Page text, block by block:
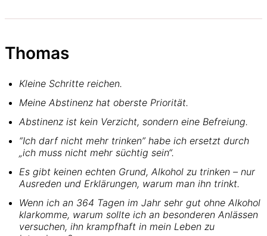
Thomas
Kleine Schritte reichen.
Meine Abstinenz hat oberste Priorität.
Abstinenz ist kein Verzicht, sondern eine Befreiung.
“Ich darf nicht mehr trinken” habe ich ersetzt durch
„ich muss nicht mehr süchtig sein“.
Es gibt keinen echten Grund, Alkohol zu trinken – nur
Ausreden und Erklärungen, warum man ihn trinkt.
Wenn ich an 364 Tagen im Jahr sehr gut ohne Alkohol
klarkomme, warum sollte ich an besonderen Anlässen
versuchen, ihn krampfhaft in mein Leben zu